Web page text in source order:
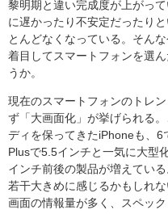
黎明期と違い完成度が上がっ
に遅かったり不安定だったり
とんどなくなっている。そん
着目してスマートフォンを選
うか。
現在のスマートフォンのトレ
ず「大画面化」が挙げられる
ディを保ってきたiPhoneも、6
Plusで5.5インチと一気に大型
インチ前後の製品が増えてい
若干大きめに感じるかもしれ
画面の情報量が多く、スペッ